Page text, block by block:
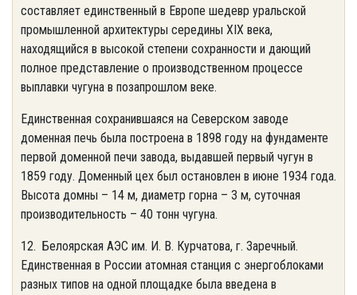
составляет единственный в Европе шедевр уральской
промышленной архитектуры середины XIX века,
находящийся в высокой степени сохранности и дающий
полное представление о производственном процессе
выплавки чугуна в позапрошлом веке.
Единственная сохранившаяся на Северском заводе
доменная печь была построена в 1898 году на фундаменте
первой доменной печи завода, выдавшей первый чугун в
1859 году. Доменный цех был остановлен в июне 1934 года.
Высота домны – 14 м, диаметр горна – 3 м, суточная
производительность – 40 тонн чугуна.
12. Белоярская АЭС им. И. В. Курчатова, г. Заречный.
Единственная в России атомная станция с энергоблоками
разных типов на одной площадке была введена в